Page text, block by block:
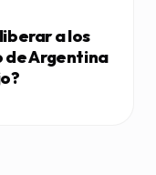
a los
de Argentina